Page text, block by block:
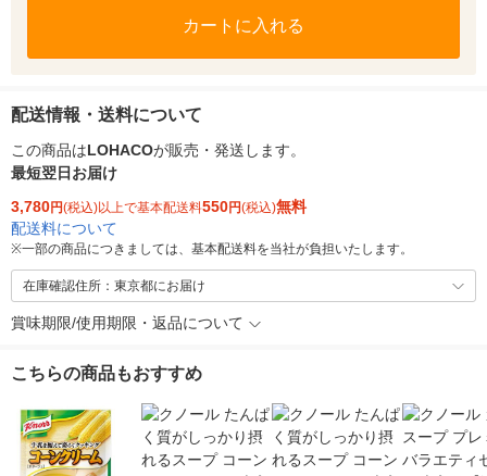
カートに入れる
配送情報・送料について
この商品はLOHACOが販売・発送します。
最短翌日お届け
3,780円(税込)以上で基本配送料550円(税込)無料
配送料について
※一部の商品につきましては、基本配送料を当社が負担いたします。
在庫確認住所：東京都にお届け
賞味期限/使用期限・返品について
こちらの商品もおすすめ